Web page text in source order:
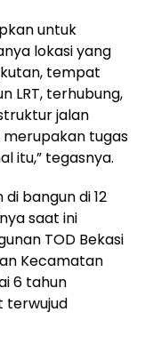
untuk
lokasi yang
tempat
LRT, terhubung,
jalan
merupakan tugas
itu,” tegasnya.
bangun di 12
saat ini
TOD Bekasi
Kecamatan
6 tahun
terwujud